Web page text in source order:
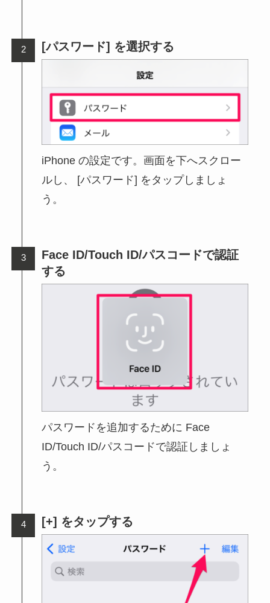
[パスワード] を選択する
iPhone の設定です。画面を下へスクロー
ルし、 [パスワード] をタップしましょ
う。
Face ID/Touch ID/パスコードで認証
する
パスワードを追加するために Face
ID/Touch ID/パスコードで認証しましょ
う。
[+] をタップする